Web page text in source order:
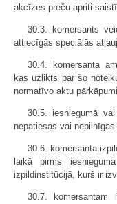
akcīzes preču apriti
30.3. komersants
attiecīgās speciālās
30.4. komersanta
kas uzlikts par šo
normatīvo aktu
30.5. iesniegumā
nepatiesas vai
30.6. komersanta
laikā pirms
izpildinstitūcijā, kurš ir
30.7. komersantam